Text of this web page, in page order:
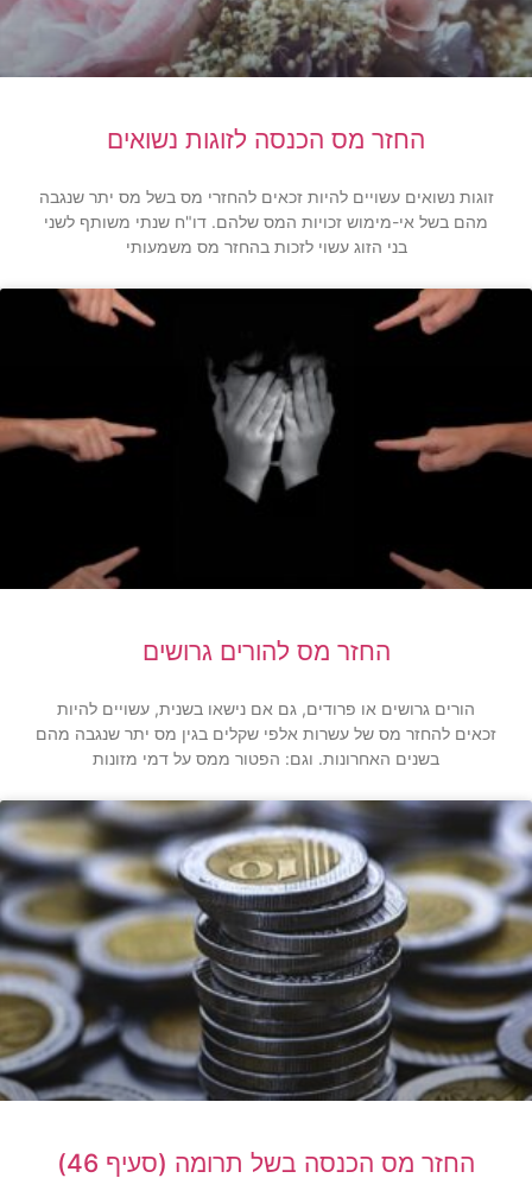
החזר מס הכנסה לזוגות נשואים
זוגות נשואים עשויים להיות זכאים להחזרי מס בשל מס יתר שנגבה
מהם בשל אי-מימוש זכויות המס שלהם. דו"ח שנתי משותף לשני
בני הזוג עשוי לזכות בהחזר מס משמעותי
החזר מס להורים גרושים
הורים גרושים או פרודים, גם אם נישאו בשנית, עשויים להיות
זכאים להחזר מס של עשרות אלפי שקלים בגין מס יתר שנגבה מהם
בשנים האחרונות. וגם: הפטור ממס על דמי מזונות
החזר מס הכנסה בשל תרומה (סעיף 46)